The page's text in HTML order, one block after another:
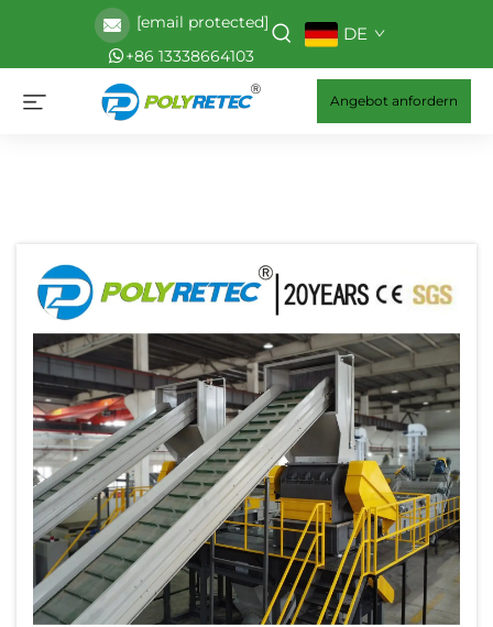
[email protected]
+86 13338664103
DE
Angebot anfordern